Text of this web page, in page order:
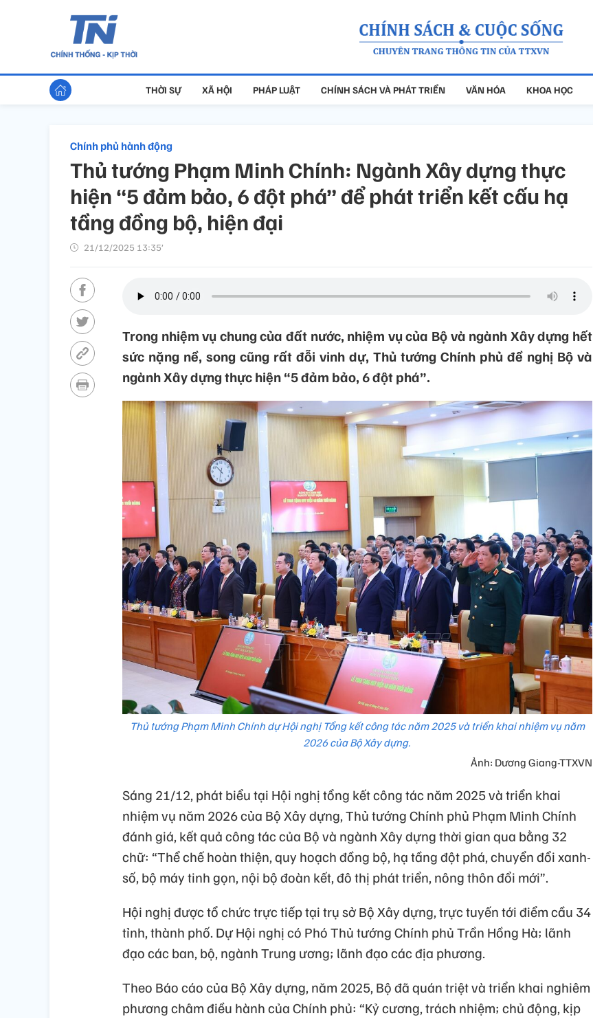
THỜI SỰ XÃ HỘI PHÁP LUẬT CHÍNH SÁCH VÀ PHÁT TRIỂN VĂN HÓA KHOA HỌC
Chính phủ hành động
Thủ tướng Phạm Minh Chính: Ngành Xây dựng thực
hiện “5 đảm bảo, 6 đột phá” để phát triển kết cấu hạ
tầng đồng bộ, hiện đại
21/12/2025 13:35’
Trong nhiệm vụ chung của đất nước, nhiệm vụ của Bộ và ngành Xây dựng hết
sức nặng nề, song cũng rất đỗi vinh dự, Thủ tướng Chính phủ đề nghị Bộ và
ngành Xây dựng thực hiện “5 đảm bảo, 6 đột phá”.
Thủ tướng Phạm Minh Chính dự Hội nghị Tổng kết công tác năm 2025 và triển khai nhiệm vụ năm
2026 của Bộ Xây dựng.
Ảnh: Dương Giang-TTXVN
Sáng 21/12, phát biểu tại Hội nghị tổng kết công tác năm 2025 và triển khai
nhiệm vụ năm 2026 của Bộ Xây dựng, Thủ tướng Chính phủ Phạm Minh Chính
đánh giá, kết quả công tác của Bộ và ngành Xây dựng thời gian qua bằng 32
chữ: “Thể chế hoàn thiện, quy hoạch đồng bộ, hạ tầng đột phá, chuyển đổi xanh-
số, bộ máy tinh gọn, nội bộ đoàn kết, đô thị phát triển, nông thôn đổi mới”.
Hội nghị được tổ chức trực tiếp tại trụ sở Bộ Xây dựng, trực tuyến tới điểm cầu 34
tỉnh, thành phố. Dự Hội nghị có Phó Thủ tướng Chính phủ Trần Hồng Hà; lãnh
đạo các ban, bộ, ngành Trung ương; lãnh đạo các địa phương.
Theo Báo cáo của Bộ Xây dựng, năm 2025, Bộ đã quán triệt và triển khai nghiêm
phương châm điều hành của Chính phủ: “Kỷ cương, trách nhiệm; chủ động, kịp